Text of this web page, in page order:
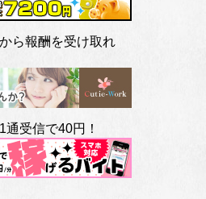
から報酬を受け取れ
通受信で40円！